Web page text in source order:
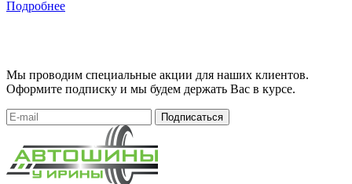
Подробнее
Мы проводим специальные акции для наших клиентов.
Оформите подписку и мы будем держать Вас в курсе.
Подписаться